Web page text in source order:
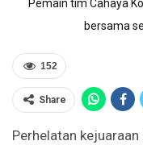
Pemain tim Cahaya
bersama
152
Share
Perhelatan